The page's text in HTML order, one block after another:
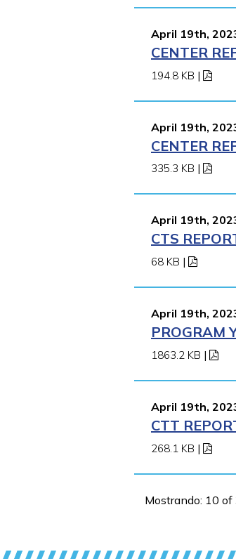
April 19th,
CENTER
194.8 KB |
April 19th,
CENTER
335.3 KB |
April 19th,
CTS
68 KB |
April 19th,
PROGRAM
1863.2 KB |
April 19th,
CTT
268.1 KB |
Mostrando: 10 of